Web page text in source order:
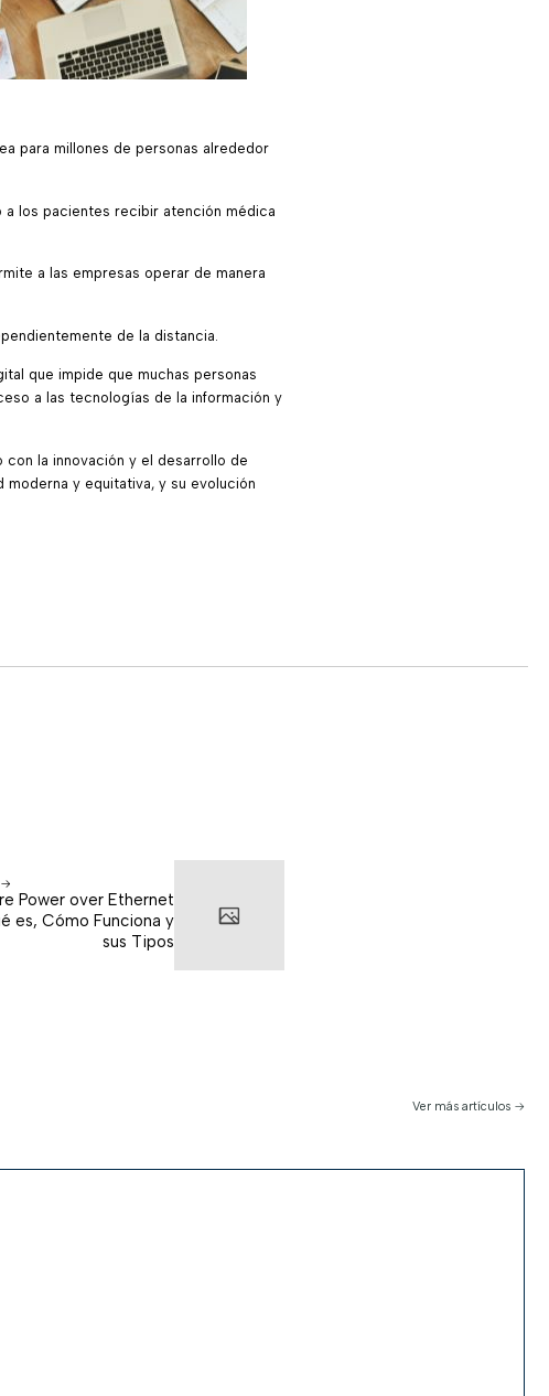
para millones de personas alrededor
a los pacientes recibir atención médica
a las empresas operar de manera
de la distancia.
que impide que muchas personas
a las tecnologías de la información y
la innovación y el desarrollo de
y equitativa, y su evolución
Power over Ethernet
es, Cómo Funciona y
sus Tipos
Ver más artículos